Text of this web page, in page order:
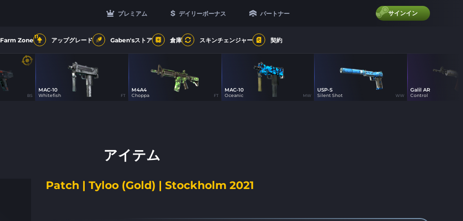
プレミアム デイリーボーナス パートナー サインイン
Farm Zone11 アップグレード Gaben'sストア 倉庫 スキンチェンジャー 契約
BS
MAC-10
Whitefish FT
M4A4
Choppa FT 0
MAC-10
Oceanic MW
USP-S
Silent Shot WW
Galil AR
Control
アイテム
Patch | Tyloo (Gold) | Stockholm 2021